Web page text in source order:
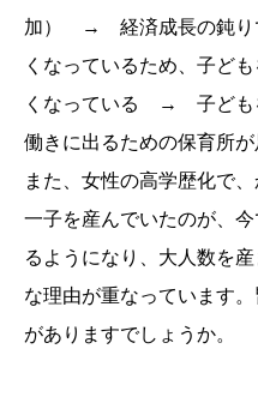
加） → 経済成長の鈍り
くなっているため、子ど
くなっている → 子ども
働きに出るための保育所
また、女性の高学歴化で
一子を産んでいたのが、
るようになり、大人数を
な理由が重なっています
がありますでしょうか。